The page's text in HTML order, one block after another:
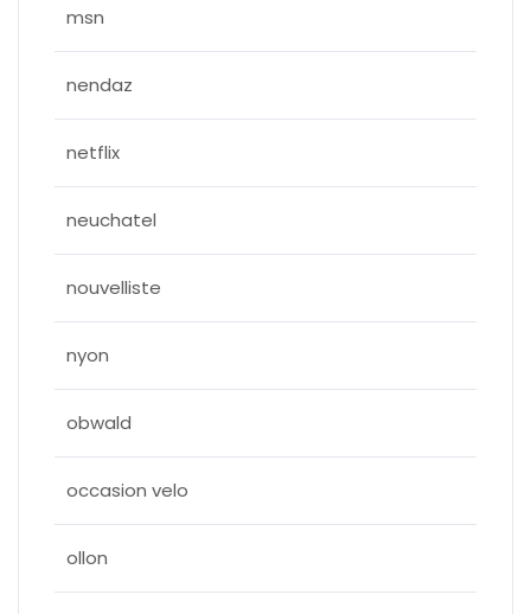
msn
nendaz
netflix
neuchatel
nouvelliste
nyon
obwald
occasion velo
ollon